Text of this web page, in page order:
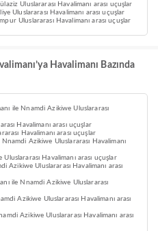
Uluslararası Havalimanı arası uçuşlar
Uluslararası Havalimanı arası uçuşlar
Uluslararası Havalimanı arası uçuşlar
Havalimanı Bazında
ile Nnamdi Azikiwe Uluslararası
Havalimanı arası uçuşlar
Havalimanı arası uçuşlar
Azikiwe Uluslararası Havalimanı
Havalimanı arası uçuşlar
Azikiwe Uluslararası Havalimanı arası
ile Nnamdi Azikiwe Uluslararası
Azikiwe Uluslararası Havalimanı arası
Azikiwe Uluslararası Havalimanı arası